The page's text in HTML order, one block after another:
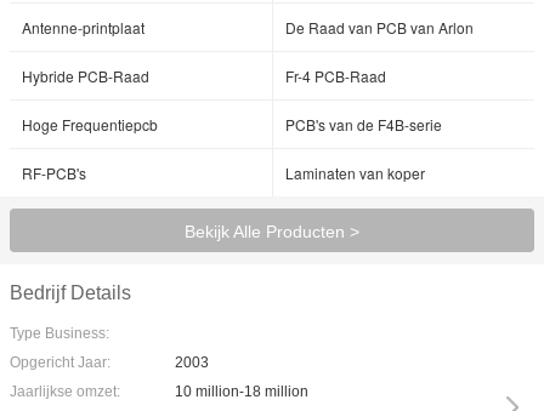
Antenne-printplaat De Raad van PCB van Arlon
Hybride PCB-Raad Fr-4 PCB-Raad
Hoge Frequentiepcb PCB's van de F4B-serie
RF-PCB's Laminaten van koper
Bekijk Alle Producten >
Bedrijf Details
Type Business:
Opgericht Jaar:
2003
Jaarlijkse omzet:
10 million-18 million